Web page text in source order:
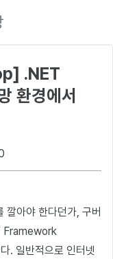
.NET
환경에서
아야 한다던가, 구버
Framework
. 일반적으로 인터넷